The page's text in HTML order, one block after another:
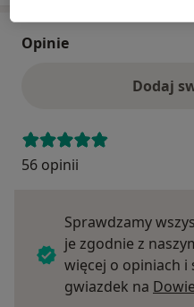
Opinie
Dodaj
56 opinii
Sprawdzamy
je zgodnie z
więcej o opiniach i
gwiazdek na